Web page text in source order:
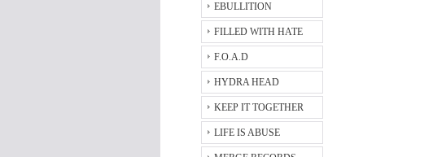
EBULLITION
FILLED WITH HATE
F.O.A.D
HYDRA HEAD
KEEP IT TOGETHER
LIFE IS ABUSE